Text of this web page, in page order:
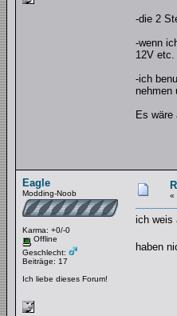
-die 2
-wenn
12V etc.
-ich
nehmen
Es
Eagle
Modding-Noob
Karma: +0/-0
Offline
Geschlecht:
Beiträge: 17
Ich liebe dieses Forum!
«
ich weis
haben